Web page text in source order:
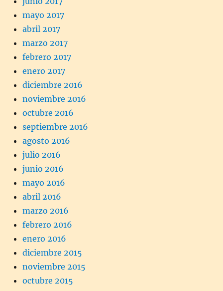
mayo 2017
abril 2017
marzo 2017
febrero 2017
enero 2017
diciembre 2016
noviembre 2016
octubre 2016
septiembre 2016
agosto 2016
julio 2016
junio 2016
mayo 2016
abril 2016
marzo 2016
febrero 2016
enero 2016
diciembre 2015
noviembre 2015
octubre 2015